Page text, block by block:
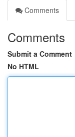
Comments
Comments
Submit a Comment
No HTML